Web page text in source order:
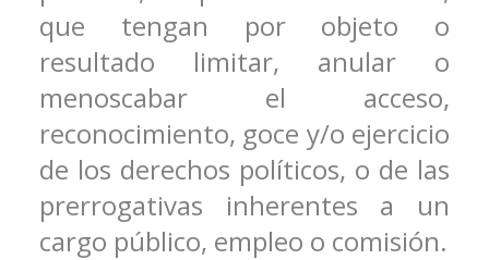
que tengan por objeto o
resultado limitar, anular o
menoscabar el acceso,
reconocimiento, goce y/o ejercicio
de los derechos políticos, o de las
prerrogativas inherentes a un
cargo público, empleo o comisión.